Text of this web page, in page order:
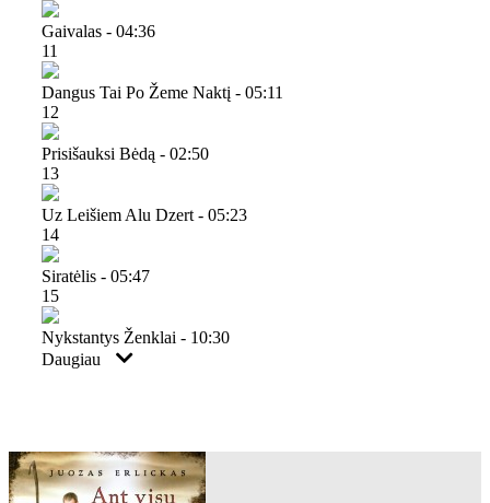
Gaivalas - 04:36
11
Dangus Tai Po Žeme Naktį - 05:11
12
Prisišauksi Bėdą - 02:50
13
Uz Leišiem Alu Dzert - 05:23
14
Siratėlis - 05:47
15
Nykstantys Ženklai - 10:30
Daugiau